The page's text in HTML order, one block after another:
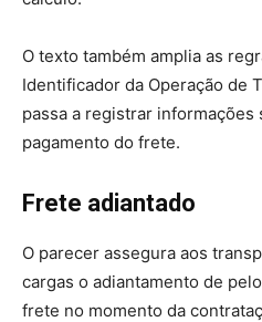
O texto também amplia as
Identificador da Operação de
passa a registrar informações
pagamento do frete.
Frete adiantado
O parecer assegura aos
cargas o adiantamento de
frete no momento da